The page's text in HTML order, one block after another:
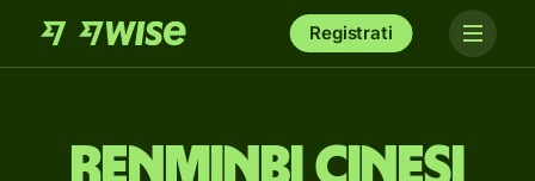
Registrati
renminbi cinesi